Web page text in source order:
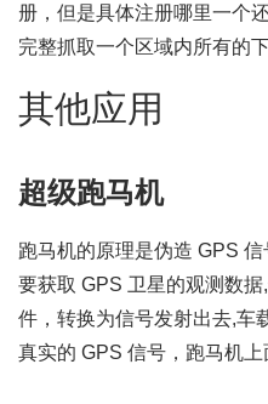
册，但是具体注册哪里一个
完整抓取一个区域内所有的下
其他应用
超级跑马机
跑马机的原理是伪造 GPS
要获取 GPS 卫星的观测数
件，转换为信号发射出去,车
真实的 GPS 信号，跑马机上